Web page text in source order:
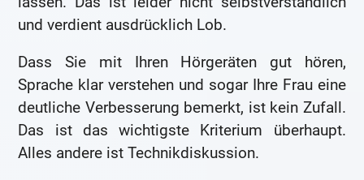
und verdient ausdrücklich Lob.
Dass Sie mit Ihren Hörgeräten gut hören,
Sprache klar verstehen und sogar Ihre Frau eine
deutliche Verbesserung bemerkt, ist kein Zufall.
Das ist das wichtigste Kriterium überhaupt.
Alles andere ist Technikdiskussion.